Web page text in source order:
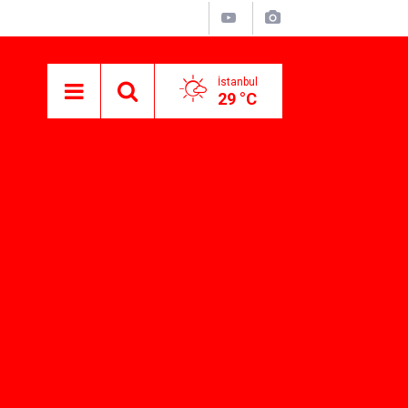
İstanbul
29 °C